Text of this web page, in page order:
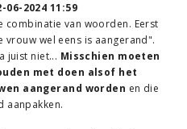
06-2024 11:59
combinatie van woorden. Eerst
vrouw wel eens is aangerand".
juist niet... Misschien moeten
met doen alsof het
aangerand worden en die
aanpakken.